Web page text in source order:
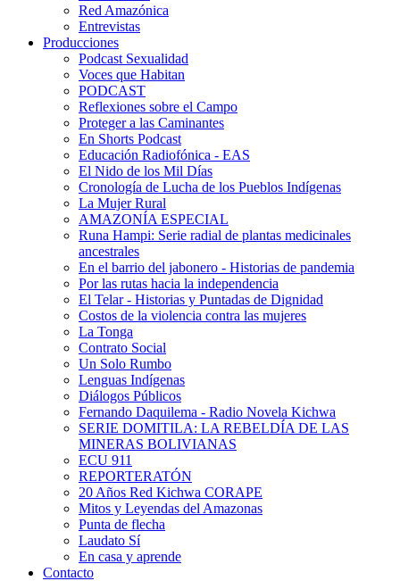
Red Amazónica
Entrevistas
Producciones
Podcast Sexualidad
Voces que Habitan
PODCAST
Reflexiones sobre el Campo
Proteger a las Caminantes
En Shorts Podcast
Educación Radiofónica - EAS
El Nido de los Mil Días
Cronología de Lucha de los Pueblos Indígenas
La Mujer Rural
AMAZONÍA ESPECIAL
Runa Hampi: Serie radial de plantas medicinales
ancestrales
En el barrio del jabonero - Historias de pandemia
Por las rutas hacia la independencia
El Telar - Historias y Puntadas de Dignidad
Costos de la violencia contra las mujeres
La Tonga
Contrato Social
Un Solo Rumbo
Lenguas Indígenas
Diálogos Públicos
Fernando Daquilema - Radio Novela Kichwa
SERIE DOMITILA: LA REBELDÍA DE LAS
MINERAS BOLIVIANAS
ECU 911
REPORTERATÓN
20 Años Red Kichwa CORAPE
Mitos y Leyendas del Amazonas
Punta de flecha
Laudato Sí
En casa y aprende
Contacto